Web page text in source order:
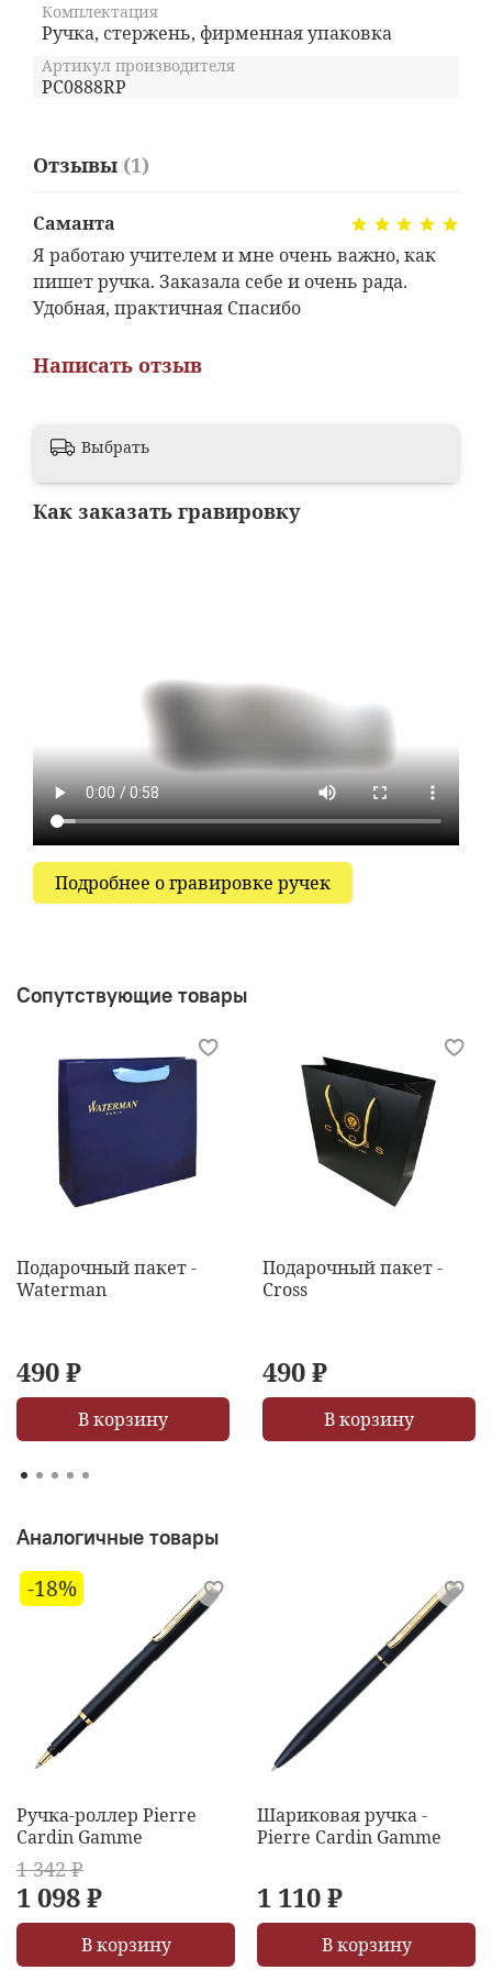
Комплектация
Ручка, стержень, фирменная упаковка
Артикул производителя
PC0888RP
Отзывы (1)
Саманта
Я работаю учителем и мне очень важно, как
пишет ручка. Заказала себе и очень рада.
Удобная, практичная Спасибо
Написать отзыв
Выбрать
Как заказать гравировку
Подробнее о гравировке ручек
Сопутствующие товары
Подарочный пакет -
Waterman
490 ₽
В корзину
Подарочный пакет -
Cross
490 ₽
В корзину
Аналогичные товары
-18%
Ручка-роллер Pierre
Cardin Gamme
1 342 ₽
1 098 ₽
В корзину
Шариковая ручка -
Pierre Cardin Gamme
1 110 ₽
В корзину